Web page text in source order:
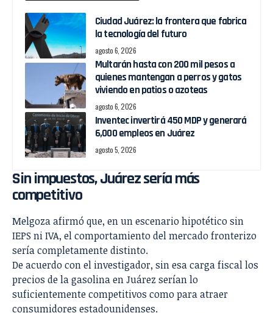
Ciudad Juárez: la frontera que fabrica
la tecnología del futuro
agosto 6, 2026
Multarán hasta con 200 mil pesos a
quienes mantengan a perros y gatos
viviendo en patios o azoteas
agosto 6, 2026
Inventec invertirá 450 MDP y generará
6,000 empleos en Juárez
agosto 5, 2026
Sin impuestos, Juárez sería más
competitivo
Melgoza afirmó que, en un escenario hipotético sin
IEPS ni IVA, el comportamiento del mercado fronterizo
sería completamente distinto.
De acuerdo con el investigador, sin esa carga fiscal los
precios de la gasolina en Juárez serían lo
suficientemente competitivos como para atraer
consumidores estadounidenses.